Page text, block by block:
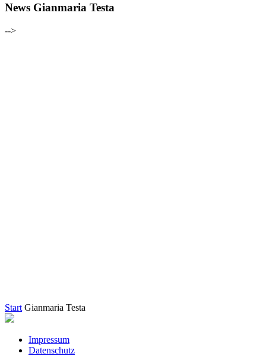
News Gianmaria Testa
-->
Start Gianmaria Testa
Impressum
Datenschutz